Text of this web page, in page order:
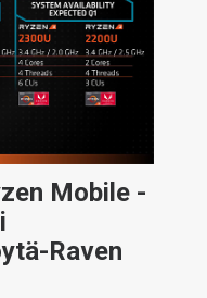
Mobile -
Raven